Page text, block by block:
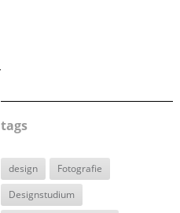
tags
design
Fotografie
Designstudium